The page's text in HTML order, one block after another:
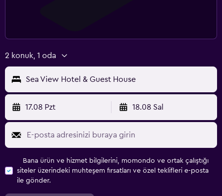
2 konuk, 1 oda
Sea View Hotel & Guest House
17.08 Pzt 18.08 Sal
Bana ürün ve hizmet bilgilerini, momondo ve ortak çalıştığı
siteler üzerindeki muhteşem fırsatları ve özel teklifleri e-posta
ile gönder.